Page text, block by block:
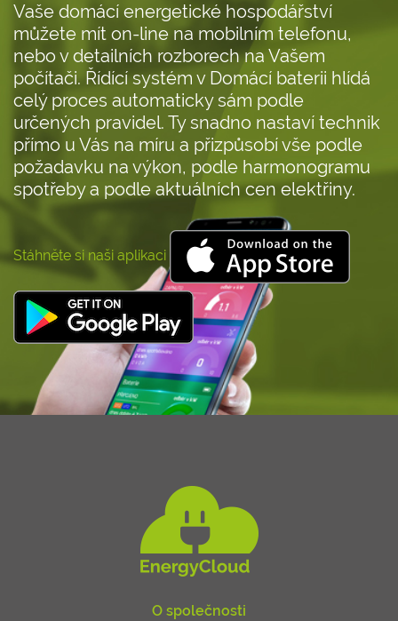
Vaše domácí energetické hospodářství
můžete mít on-line na mobilním telefonu,
nebo v detailních rozborech na Vašem
počítači. Řídící systém v Domácí baterii hlídá
celý proces automaticky sám podle
určených pravidel. Ty snadno nastaví technik
přímo u Vás na míru a přizpůsobí vše podle
požadavku na výkon, podle harmonogramu
spotřeby a podle aktuálních cen elektřiny.
Stáhněte si naši aplikaci
O společnosti